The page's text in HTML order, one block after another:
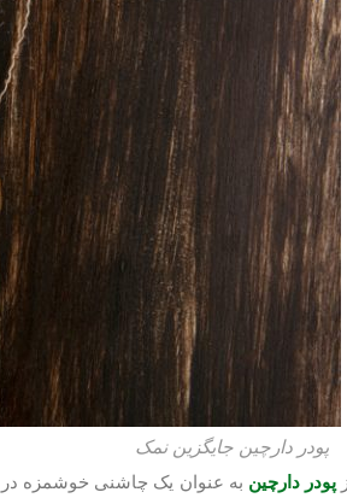
پودر دارچین جایگزین نمک
پودر دارچین